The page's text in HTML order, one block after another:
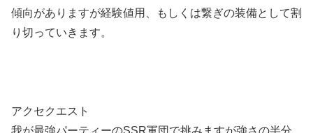
傾向がありますが経験値用、もしくは繋ぎの装備として割
り切っていきます。
アクセクエスト